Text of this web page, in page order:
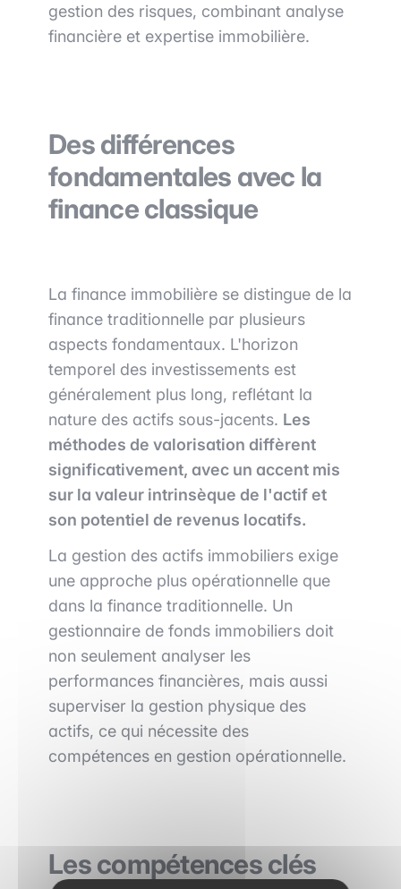
gestion des risques, combinant analyse
financière et expertise immobilière.
Des différences
fondamentales avec la
finance classique
La finance immobilière se distingue de la
finance traditionnelle par plusieurs
aspects fondamentaux. L'horizon
temporel des investissements est
généralement plus long, reflétant la
nature des actifs sous-jacents. Les
méthodes de valorisation diffèrent
significativement, avec un accent mis
sur la valeur intrinsèque de l'actif et
son potentiel de revenus locatifs.
La gestion des actifs immobiliers exige
une approche plus opérationnelle que
dans la finance traditionnelle. Un
gestionnaire de fonds immobiliers doit
non seulement analyser les
performances financières, mais aussi
superviser la gestion physique des
actifs, ce qui nécessite des
compétences en gestion opérationnelle.
Les compétences clés